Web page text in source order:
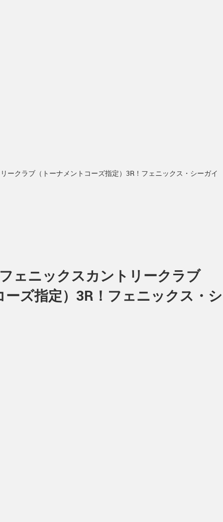
クラブ（トーナメントコーズ指定）3R！フェニックス・シーガイ
ェニックスカントリークラブ
ズ指定）3R！フェニックス・シ